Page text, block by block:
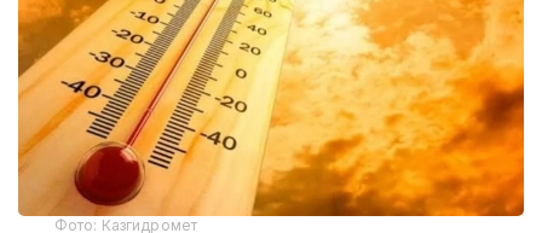
Фото: Казгидромет